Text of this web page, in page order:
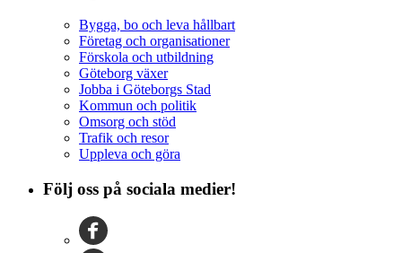
Bygga, bo och leva hållbart
Företag och organisationer
Förskola och utbildning
Göteborg växer
Jobba i Göteborgs Stad
Kommun och politik
Omsorg och stöd
Trafik och resor
Uppleva och göra
Följ oss på sociala medier!